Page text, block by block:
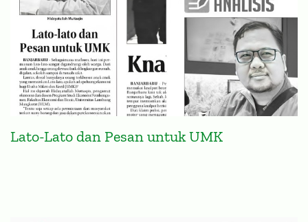
Lato-Lato dan Pesan untuk UMK